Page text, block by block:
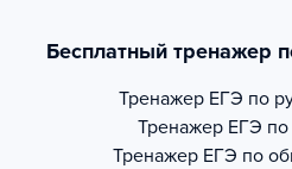
Бесплатный тренажер
Тренажер ЕГЭ по
Тренажер ЕГЭ по
Тренажер ЕГЭ по